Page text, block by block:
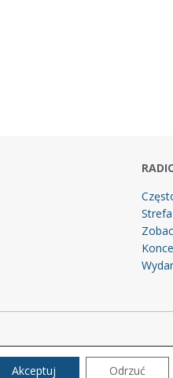
Akceptuj Odrzuć